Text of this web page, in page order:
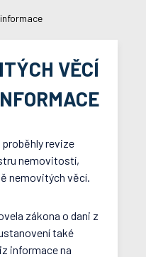
VĚCÍ
revize
nemovitostí,
nemovitých věcí.
zákona o dani z
také
informace na